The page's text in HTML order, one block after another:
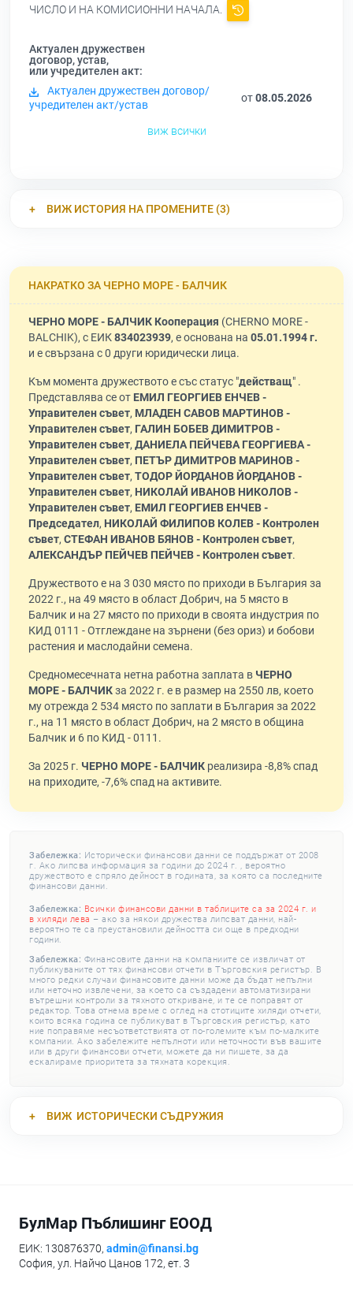
ЧИСЛО И НА КОМИСИОННИ НАЧАЛА.
Актуален дружествен
договор, устав,
или учредителен акт:
Актуален дружествен договор/
учредителен акт/устав
от08.05.2026
виж всички
ВИЖ ИСТОРИЯ НА ПРОМЕНИТЕ (3)
НАКРАТКО ЗА ЧЕРНО МОРЕ - БАЛЧИК
ЧЕРНО МОРЕ - БАЛЧИК Кооперация (CHERNO MORE -
BALCHIK), с ЕИК834023939, е основана на 05.01.1994 г.
и е свързана с 0 други юридически лица.
Към момента дружеството е със статус "действащ" .
Представлява се от ЕМИЛ ГЕОРГИЕВ ЕНЧЕВ -
Управителен съвет, МЛАДЕН САВОВ МАРТИНОВ -
Управителен съвет, ГАЛИН БОБЕВ ДИМИТРОВ -
Управителен съвет, ДАНИЕЛА ПЕЙЧЕВА ГЕОРГИЕВА -
Управителен съвет, ПЕТЪР ДИМИТРОВ МАРИНОВ -
Управителен съвет, ТОДОР ЙОРДАНОВ ЙОРДАНОВ -
Управителен съвет, НИКОЛАЙ ИВАНОВ НИКОЛОВ -
Управителен съвет, ЕМИЛ ГЕОРГИЕВ ЕНЧЕВ -
Председател, НИКОЛАЙ ФИЛИПОВ КОЛЕВ - Контролен
съвет, СТЕФАН ИВАНОВ БЯНОВ - Контролен съвет,
АЛЕКСАНДЪР ПЕЙЧЕВ ПЕЙЧЕВ - Контролен съвет.
Дружеството е на 3 030 място по приходи в България за
2022 г., на 49 място в област Добрич, на 5 място в
Балчик и на 27 място по приходи в своята индустрия по
КИД 0111 - Отглеждане на зърнени (без ориз) и бобови
растения и маслодайни семена.
Средномесечната нетна работна заплата в ЧЕРНО
МОРЕ - БАЛЧИКза 2022 г. е в размер на 2550 лв, което
му отрежда 2 534 място по заплати в България за 2022
г., на 11 място в област Добрич, на 2 място в община
Балчик и 6 по КИД - 0111.
За 2025 г. ЧЕРНО МОРЕ - БАЛЧИК реализира -8,8% спад
на приходите, -7,6% спад на активите.
Забележка: Исторически финансови данни се поддържат от 2008
г. Ако липсва информация за години до 2024 г. , вероятно
дружеството е спряло дейност в годината, за която са последните
финансови данни.
Забележка: Всички финансови данни в таблиците са за 2024 г. и
в хиляди лева – ако за някои дружества липсват данни, най-
вероятно те са преустановили дейността си още в предходни
години.
Забележка: Финансовите данни на компаниите се извличат от
публикуваните от тях финансови отчети в Търговския регистър. В
много редки случаи финансовите данни може да бъдат непълни
или неточно извлечени, за което са създадени автоматизирани
вътрешни контроли за тяхното откриване, и те се поправят от
редактор. Това отнема време с оглед на стотиците хиляди отчети,
които всяка година се публикуват в Търговския регистър, като
ние поправяме несъответствията от по-големите към по-малките
компании. Ако забележите непълноти или неточности във вашите
или в други финансови отчети, можете да ни пишете, за да
ескалираме приоритета за тяхната корекция.
ВИЖ ИСТОРИЧЕСКИ СЪДРУЖИЯ
БулМар Пъблишинг ЕООД
ЕИК: 130876370, admin@finansi.bg
София, ул. Найчо Цанов 172, ет. 3